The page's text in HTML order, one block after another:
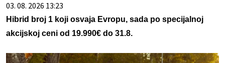
03. 08. 2026 13:23
Hibrid broj 1 koji osvaja Evropu, sada po specijalnoj
akcijskoj ceni od 19.990€ do 31.8.